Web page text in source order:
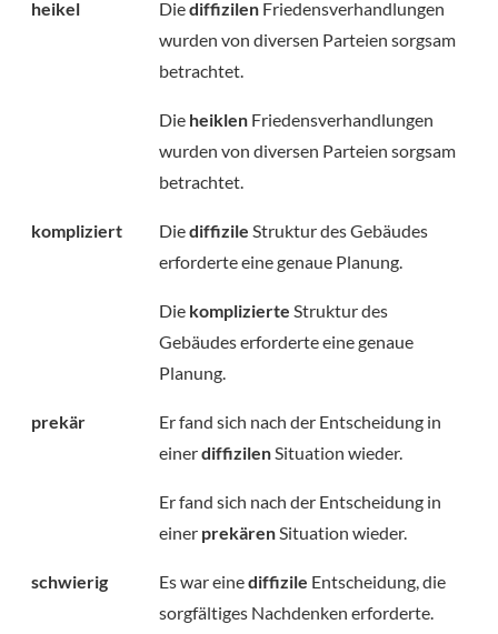
heikel Diediffizilen Friedensverhandlungen
wurden von diversen Parteien sorgsam
betrachtet.
Die heiklen Friedensverhandlungen
wurden von diversen Parteien sorgsam
betrachtet.
kompliziert Diediffizile Struktur des Gebäudes
erforderte eine genaue Planung.
Die komplizierte Struktur des
Gebäudes erforderte eine genaue
Planung.
prekär
Er fand sich nach der Entscheidung in
einerdiffizilenSituation wieder.
Er fand sich nach der Entscheidung in
einer prekärenSituation wieder.
schwierig Es war einediffizile Entscheidung, die
sorgfältiges Nachdenken erforderte.